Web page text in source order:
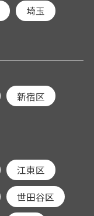
埼玉
新宿区
江東区
世田谷区